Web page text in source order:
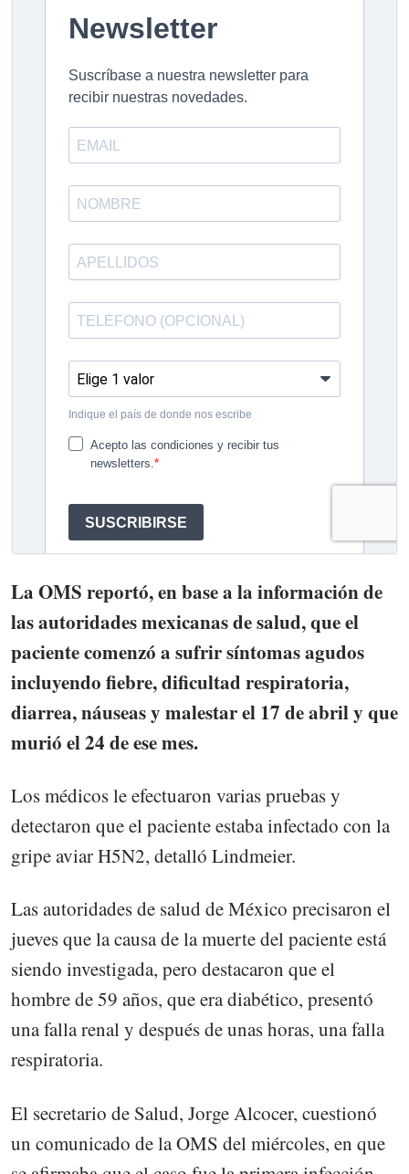
La OMS reportó, en base a la información de
las autoridades mexicanas de salud, que el
paciente comenzó a sufrir síntomas agudos
incluyendo fiebre, dificultad respiratoria,
diarrea, náuseas y malestar el 17 de abril y que
murió el 24 de ese mes.
Los médicos le efectuaron varias pruebas y
detectaron que el paciente estaba infectado con la
gripe aviar H5N2, detalló Lindmeier.
Las autoridades de salud de México precisaron el
jueves que la causa de la muerte del paciente está
siendo investigada, pero destacaron que el
hombre de 59 años, que era diabético, presentó
una falla renal y después de unas horas, una falla
respiratoria.
El secretario de Salud, Jorge Alcocer, cuestionó
un comunicado de la OMS del miércoles, en que